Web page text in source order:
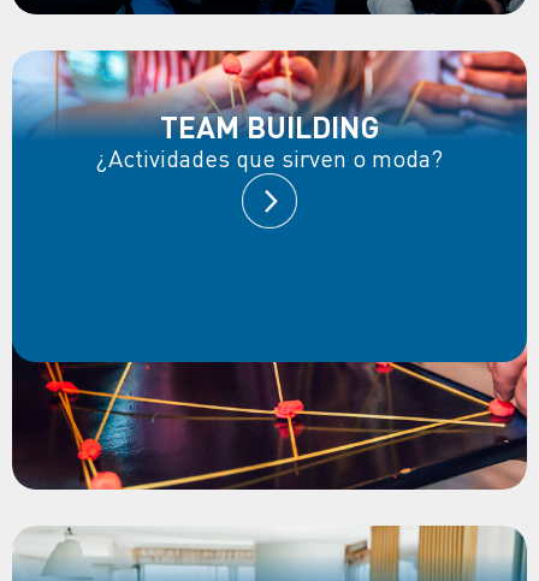
TEAM BUILDING
¿Actividades que sirven o moda?